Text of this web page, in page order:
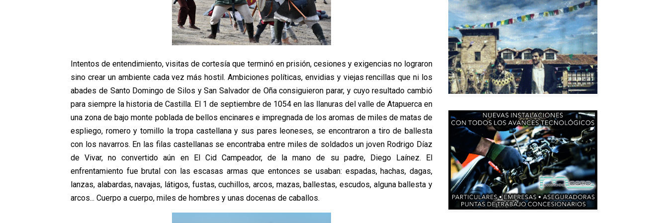
Intentos de entendimiento, visitas de cortesía que terminó en prisión, cesiones y exigencias no lograron
sino crear un ambiente cada vez más hostil. Ambiciones políticas, envidias y viejas rencillas que ni los
abades de Santo Domingo de Silos y San Salvador de Oña consiguieron parar, y cuyo resultado cambió
para siempre la historia de Castilla. El 1 de septiembre de 1054 en las llanuras del valle de Atapuerca en
una zona de bajo monte poblada de bellos encinares e impregnada de los aromas de miles de matas de
espliego, romero y tomillo la tropa castellana y sus pares leoneses, se encontraron a tiro de ballesta
con los navarros. En las filas castellanas se encontraba entre miles de soldados un joven Rodrigo Díaz
de Vivar, no convertido aún en El Cid Campeador, de la mano de su padre, Diego Laínez. El
enfrentamiento fue brutal con las escasas armas que entonces se usaban: espadas, hachas, dagas,
lanzas, alabardas, navajas, látigos, fustas, cuchillos, arcos, mazas, ballestas, escudos, alguna ballesta y
arcos... Cuerpo a cuerpo, miles de hombres y unas docenas de caballos.